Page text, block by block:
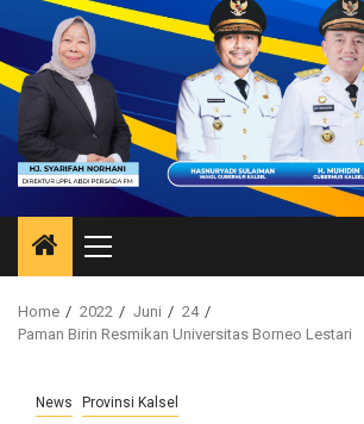
Primary
Menu
Home 2022 Juni
24
Paman Birin Resmikan Universitas Borneo Lestari
News Provinsi Kalsel